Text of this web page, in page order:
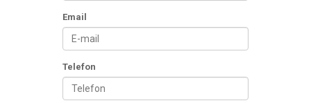
Email
Telefon